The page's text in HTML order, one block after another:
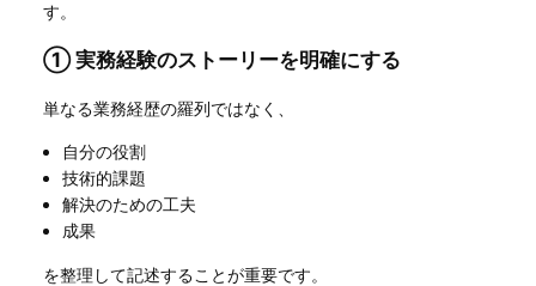
す。
① 実務経験のストーリーを明確にする
単なる業務経歴の羅列ではなく、
自分の役割
技術的課題
解決のための工夫
成果
を整理して記述することが重要です。